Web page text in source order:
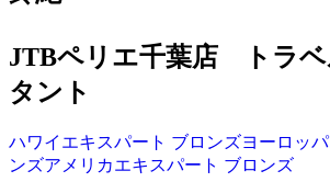
JTBペリエ千葉店 トラ
タント
ハワイ エキスパート ブロンズヨーロッパ
ンズアメリカエキスパート ブロンズ